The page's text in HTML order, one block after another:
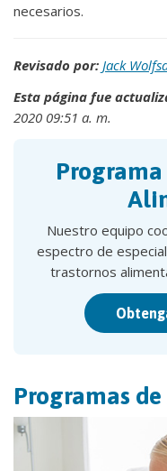
necesarios.
Revisado por: Jack
Esta página fue
2020 09:51 a. m.
Nuestro equipo
espectro de
trastornos
Programas